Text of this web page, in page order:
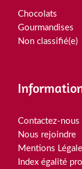
Chocolats
Gourmandises
Non classifié(e)
Contactez-nous
Nous rejoindre
Mentions
Index égalité